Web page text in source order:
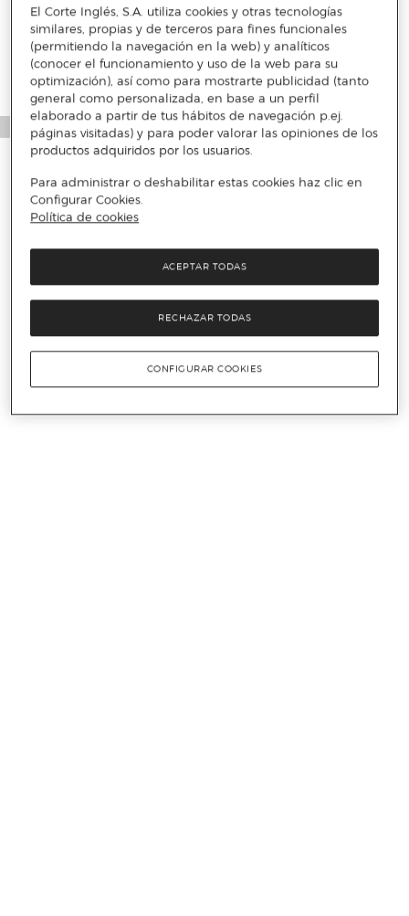
El Corte Inglés, S.A. utiliza cookies y otras tecnologías
similares, propias y de terceros para fines funcionales
(permitiendo la navegación en la web) y analíticos
(conocer el funcionamiento y uso de la web para su
optimización), así como para mostrarte publicidad (tanto
general como personalizada, en base a un perfil
elaborado a partir de tus hábitos de navegación p.ej.
páginas visitadas) y para poder valorar las opiniones de los
productos adquiridos por los usuarios.
Para administrar o deshabilitar estas cookies haz clic en
Configurar Cookies.
Política de cookies
RECHAZAR TODAS
ACEPTAR TODAS
CONFIGURAR COOKIES